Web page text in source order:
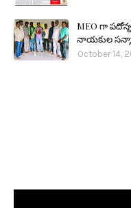
MEO గా
నాయకుల
October 14,